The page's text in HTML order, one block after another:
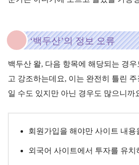
‘백두산’의 정보 오류
백두산 왈, 다음 항목에 해당되는 경우
고 강조하는데요, 이는 완전히 틀린 주
일 수도 있지만 아닌 경우도 많으니까
회원가입을 해야만 사이트 내용
외국어 사이트에서 투자를 유치